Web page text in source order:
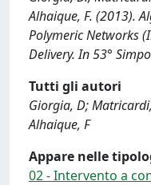
Alhaique, F. (2013).
Polymeric Networks
Delivery. In 53°
Tutti gli autori
Giorgia, D;
Alhaique, F
Appare nelle
02 - Intervento a